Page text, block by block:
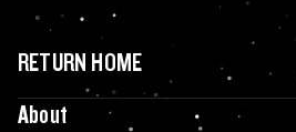
RETURN HOME
About